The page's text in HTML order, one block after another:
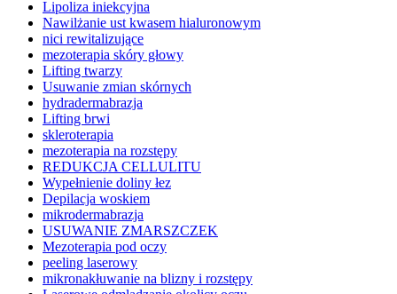
Lipoliza iniekcyjna
Nawilżanie ust kwasem hialuronowym
nici rewitalizujące
mezoterapia skóry głowy
Lifting twarzy
Usuwanie zmian skórnych
hydradermabrazja
Lifting brwi
skleroterapia
mezoterapia na rozstępy
REDUKCJA CELLULITU
Wypełnienie doliny łez
Depilacja woskiem
mikrodermabrazja
USUWANIE ZMARSZCZEK
Mezoterapia pod oczy
peeling laserowy
mikronakłuwanie na blizny i rozstępy